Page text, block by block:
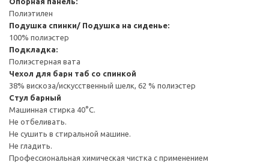
Полиэтилен
Подушка спинки/ Подушка на сиденье:
100% полиэстер
Подкладка:
Полиэстерная вата
Чехол для барн таб со спинкой
38% вискоза/искусственный шелк, 62 % полиэстер
Стул барный
Машинная стирка 40°С.
Не отбеливать.
Не сушить в стиральной машине.
Не гладить.
Профессиональная химическая чистка с применением